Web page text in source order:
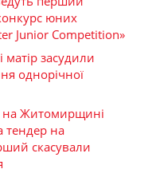
юних
Junior Competition»
засудили
однорічної
на Житомирщині
тендер на
скасували